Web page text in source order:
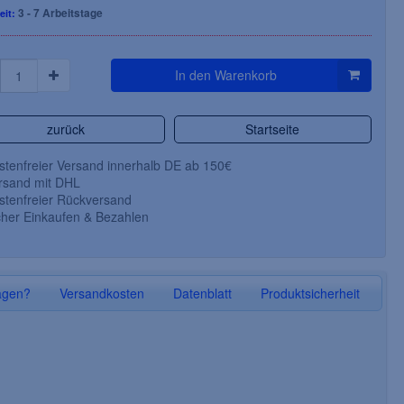
3 - 7 Arbeitstage
In den Warenkorb
zurück
Startseite
Versand innerhalb DE ab 150€
mit DHL
Rückversand
Einkaufen & Bezahlen
Versandkosten Datenblatt Produktsicherheit
*KALLE*, marine
*ASKIM*,
schwarz/grau